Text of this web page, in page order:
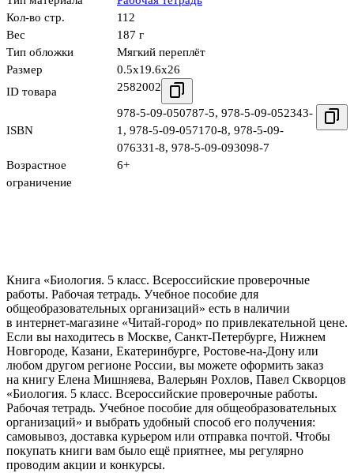
Кол-во стр.
112
Вес
187 г
Тип обложки
Мягкий переплёт
Размер
0.5x19.6x26
ID товара
2582002
ISBN
978-5-09-050787-5, 978-5-09-052343-
1, 978-5-09-057170-8, 978-5-09-
076331-8, 978-5-09-093098-7
Возрастное
ограничение
6+
Книга «Биология. 5 класс. Всероссийские проверочные
работы. Рабочая тетрадь. Учебное пособие для
общеобразовательных организаций» есть в наличии
в интернет-магазине «Читай-город» по привлекательной цене.
Если вы находитесь в Москве, Санкт-Петербурге, Нижнем
Новгороде, Казани, Екатеринбурге, Ростове-на-Дону или
любом другом регионе России, вы можете оформить заказ
на книгу Елена Мишняева, Валерьян Рохлов, Павел Скворцов
«Биология. 5 класс. Всероссийские проверочные работы.
Рабочая тетрадь. Учебное пособие для общеобразовательных
организаций» и выбрать удобный способ его получения:
самовывоз, доставка курьером или отправка почтой. Чтобы
покупать книги вам было ещё приятнее, мы регулярно
проводим акции и конкурсы.